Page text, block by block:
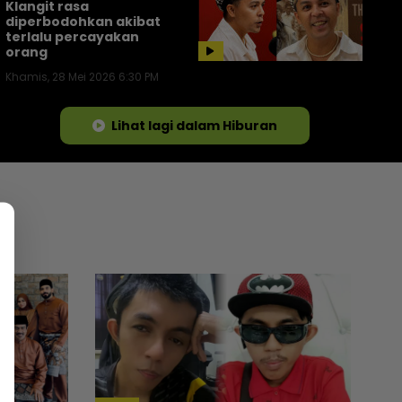
Klangit rasa
diperbodohkan akibat
terlalu percayakan
orang
Khamis, 28 Mei 2026 6:30 PM
Lihat lagi dalam Hiburan